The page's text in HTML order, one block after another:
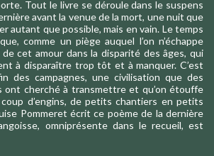
Tout le livre se déroule dans le suspens
avant la venue de la mort, une nuit que
autant que possible, mais en vain. Le temps
comme un piège auquel l’on n’échappe
de cet amour dans la disparité des âges, qui
à disparaître trop tôt et à manquer. C’est
des campagnes, une civilisation que des
ont cherché à transmettre et qu’on étouffe
d’engins, de petits chantiers en petits
Pommeret écrit ce poème de la dernière
omniprésente dans le recueil, est